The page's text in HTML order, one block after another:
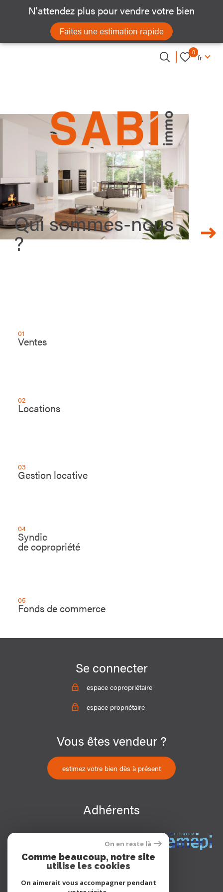
N'attendez plus pour vendre votre bien
Faites une estimation rapide
0 Langue
fr
Accueil 0 Langue
fr
Qui sommes-nous
?
01
Ventes
02
Locations
03
Gestion locative
04
Syndic
de copropriété
05
Fonds de commerce
Se connecter
espace copropriétaire
espace propriétaire
Vous êtes vendeur ?
estimez votre bien dès à présent
Adhérents
On en reste là
Comme beaucoup, notre site
utilise les cookies
On aimerait vous accompagner pendant